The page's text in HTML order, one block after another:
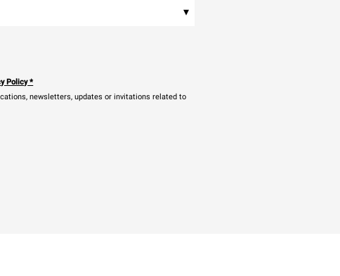
▾
Policy*
newsletters, updates or invitations related to